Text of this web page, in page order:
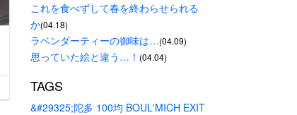
これを食べずして春を終わらせられる
か(04.18)
ラベンダーティーの御味は…(04.09)
思っていた絵と違う…！ (04.04)
TAGS
&#29325;陀多 100均 BOUL'MICH EXIT